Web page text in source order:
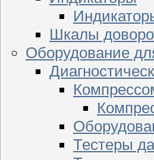
Шкалы
Оборудование
Тестеры